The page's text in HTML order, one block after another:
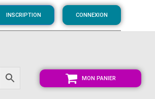
INSCRIPTION CONNEXION
MON PANIER